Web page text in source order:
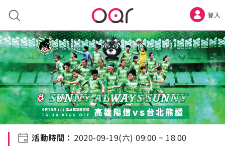
登入
活動時間
2020-09-19(六) 09:00 ~ 18:00
要用什麼活動方案呢？
在這個平台上售票